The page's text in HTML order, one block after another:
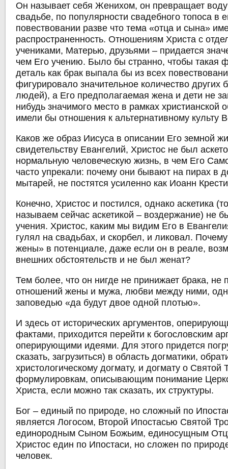
Он называет себя Женихом, он превращает
свадьбе, по популярности свадебного топоса в
повествовании разве что тема «отца и сына»
распространенность. Отношениям Христа с
учениками, Матерью, друзьями ‒ придается
чем Его учению. Было бы странно, чтобы такая
деталь как брак выпала бы из всех
фигурировало значительное количество других
людей), а Его предполагаемая жена и дети не
нибудь значимого место в рамках христианской
имели бы отношения к альтернативному культу
Каков же образ Иисуса в описании Его земной
свидетельству Евангелий, Христос не был
нормальную человеческую жизнь, в чем Его
часто упрекали: почему они бывают на пирах в
мытарей, не постятся усиленно как Иоанн
Конечно, Христос и постился, однако аскетика
называем сейчас аскетикой ‒ воздержание) не
учения. Христос, каким мы видим Его в
гулял на свадьбах, и скорбел, и ликовал.
жены» в потенциале, даже если он в реале,
внешних обстоятельств и не был женат?
Тем более, что он нигде не принижает брака, не
отношений жены и мужа, любви между ними,
заповедью «да будут двое одной плотью».
И здесь от исторических аргументов,
фактами, приходится перейти к богословским
оперирующими идеями. Для этого придется
сказать, загрузиться) в область догматики,
христологическому догмату, и догмату о Святой
формулировкам, описывающим понимание
Христа, если можно так сказать, их структуры.
Бог ‒ единый по природе, но сложный по
является Логосом, Второй Ипостасью Святой
единородным Сыном Божьим, единосущным
Христос един по Ипостаси, но сложен по
человек.